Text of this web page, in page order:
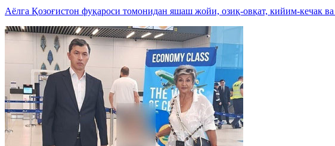
Аёлга Қозоғистон фуқароси томонидан яшаш жойи, озиқ-овқат, кийим-кечак